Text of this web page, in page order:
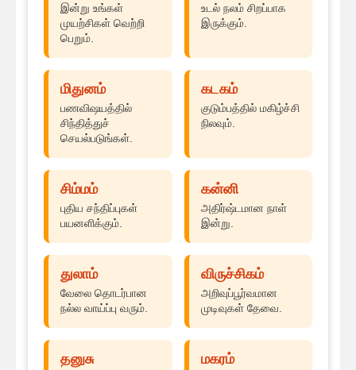
இன்று உங்கள்
முயற்சிகள் வெற்றி
பெறும்.
உடல் நலம் சிறப்பாக
இருக்கும்.
மிதுனம்
பணவிஷயத்தில்
சிந்தித்துச்
செயல்படுங்கள்.
கடகம்
குடும்பத்தில் மகிழ்ச்சி
நிலவும்.
சிம்மம்
புதிய சந்திப்புகள்
பயனளிக்கும்.
கன்னி
அதிர்ஷ்டமான நாள்
இன்று.
துலாம்
வேலை தொடர்பான
நல்ல வாய்ப்பு வரும்.
விருச்சிகம்
அறிவுப்பூர்வமான
முடிவுகள் தேவை.
தனுசு மகரம்